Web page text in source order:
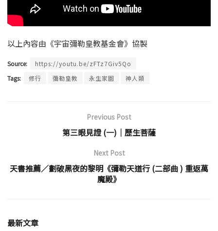
以上內容由《宇宙彌勒皇教基金會》協製
Source:
https://youtu.be/zFTz7Giv5Qo
Tags:
修行 彌勒皇教 永生家園 神人類
Previous Post
第三眼見證 (一)│歷生菩薩
Next Post
天書推薦／劃破黑夜的黎明《彌勒天道行 (二部曲 ) 重返萬
魔殿》
最新文章